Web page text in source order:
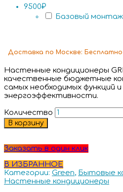
9500₽
Базовый монтаж
Доставка по Москве: Бесплатно
Настенные кондиционеры
качественные бюджетные
самых необходимых функций
энергоэффективности.
Количество
В корзину
Заказать в один клик
В ИЗБРАННОЕ
Категории: Green, Бытовые
Настенные кондиционеры